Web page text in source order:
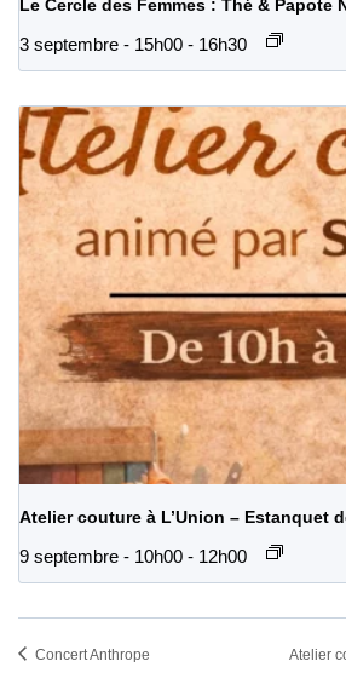
Le Cercle des Femmes : Thé & Papote
3 septembre - 15h00 - 16h30
Atelier couture à L’Union – Estanquet
9 septembre - 10h00 - 12h00
Concert Anthrope Atelier